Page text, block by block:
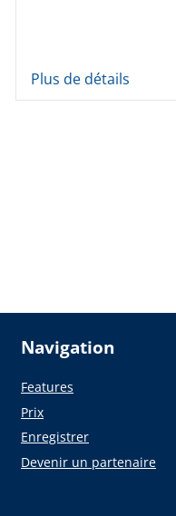
Plus de détails
Navigation
Features
Prix
Enregistrer
Devenir un partenaire